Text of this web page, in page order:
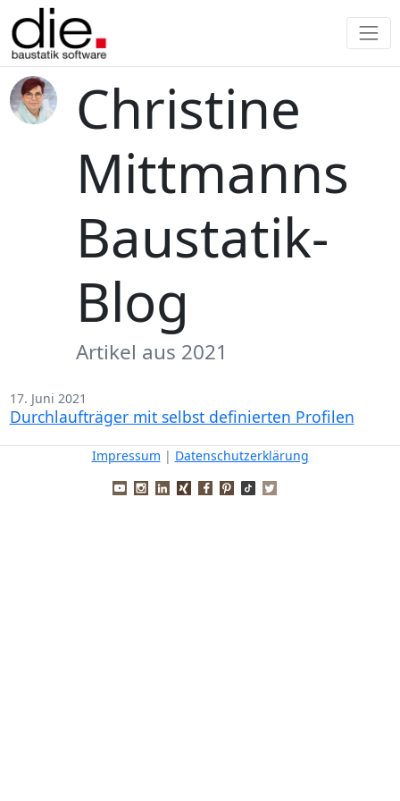
Christine
Mittmanns
Baustatik-
Blog
Artikel aus 2021
17. Juni 2021
Durchlaufträger mit selbst definierten Profilen
Impressum | Datenschutzerklärung